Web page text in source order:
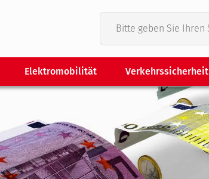
Elektromobilität Verkehrssicherheit